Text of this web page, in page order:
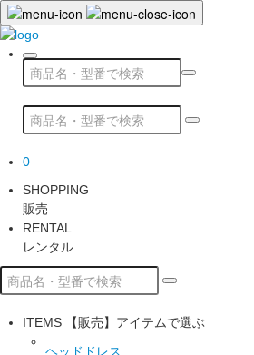
0
SHOPPING
販売
RENTAL
レンタル
ITEMS 【販売】アイテムで選ぶ
ヘッドドレス